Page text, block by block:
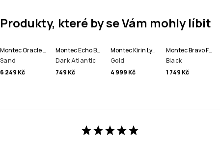
Produkty, které by se Vám mohly líbit
Montec Oracle Lyžařská Bunda Pánské
Sand
6 249 Kč
Montec Echo Beanie čepice
Dark Atlantic
749 Kč
Montec Kirin Lyžařské Kalhoty Pánské
Gold
4 999 Kč
Montec Bravo Fleecová Mikina Pánské
Black
1 749 Kč